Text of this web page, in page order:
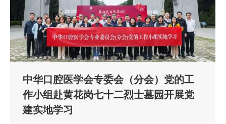
中华口腔医学会专委会（分会）党的工
作小组赴黄花岗七十二烈士墓园开展党
建实地学习